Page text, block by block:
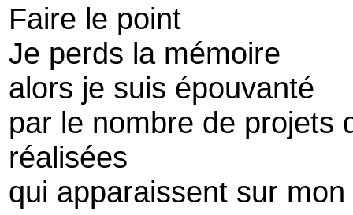
Faire le point
Je perds la mémoire
alors je suis épouvanté
par le nombre de projets
réalisées
qui apparaissent sur